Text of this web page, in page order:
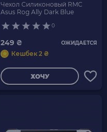
Чехол Силиконовый RMC
Asus Rog Ally Dark Blue
0
249 ₴ ОЖИДАЕТСЯ
Кешбек 2 ₴
ХОЧУ